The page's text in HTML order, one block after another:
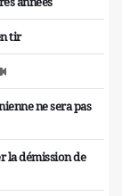
tir
ne sera pas
la démission de